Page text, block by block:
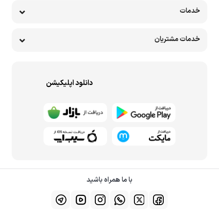
خدمات
خدمات مشتریان
دانلود اپلیکیشن
با ما همراه باشید